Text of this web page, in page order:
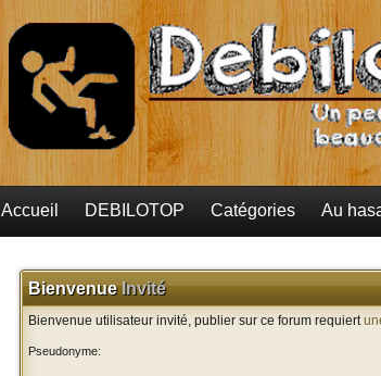
Accueil DEBILOTOP Catégories Au
BienvenueInvité
Bienvenue utilisateur invité, publier sur ce forum requiert
Pseudonyme: